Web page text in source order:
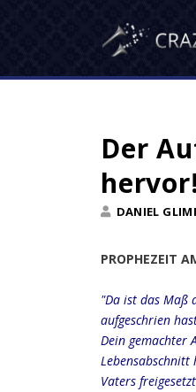
Der
hervor!
DANIEL
PROPHEZEIT
"Da ist das Maß
aufgeschrien
Dein gemachter
Lebensabschnitt
Vaters